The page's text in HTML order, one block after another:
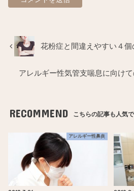
花粉症と間違えやすい４個
アレルギー性気管支喘息に向け
RECOMMEND こちらの記事も人気で
アレルギー性鼻炎